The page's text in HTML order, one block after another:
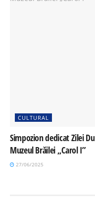
CULTURAL
Simpozion dedicat Zilei
Muzeul Brăilei „Carol I”
27/06/2025